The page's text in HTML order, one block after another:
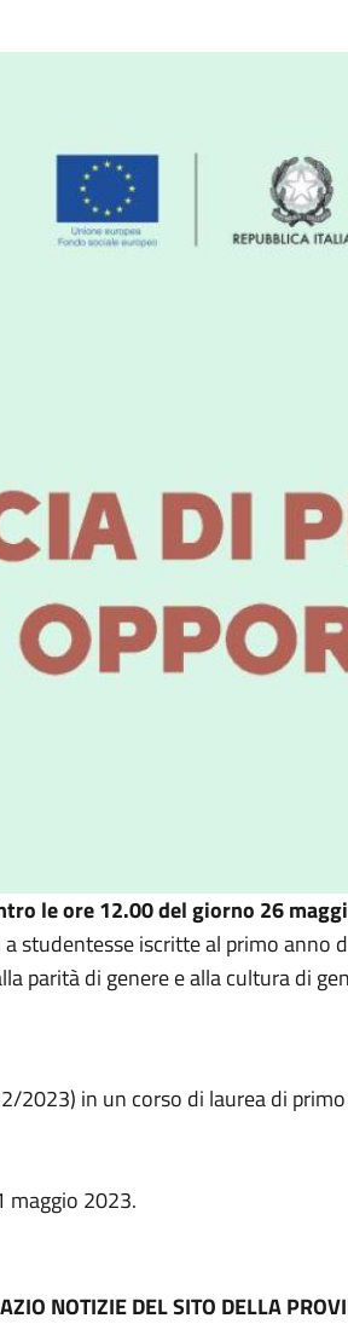
le ore 12.00 del giorno 26
studentesse iscritte al primo anno
parità di genere e alla cultura di
2023) in un corso di laurea di
maggio 2023.
NOTIZIE DEL SITO DELLA